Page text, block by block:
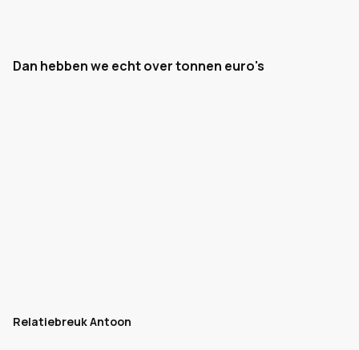
Dan hebben we echt over tonnen euro's
Relatiebreuk Antoon